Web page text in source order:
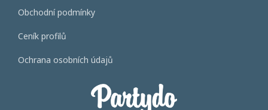
Obchodní podmínky
Ceník profilů
Ochrana osobních údajů